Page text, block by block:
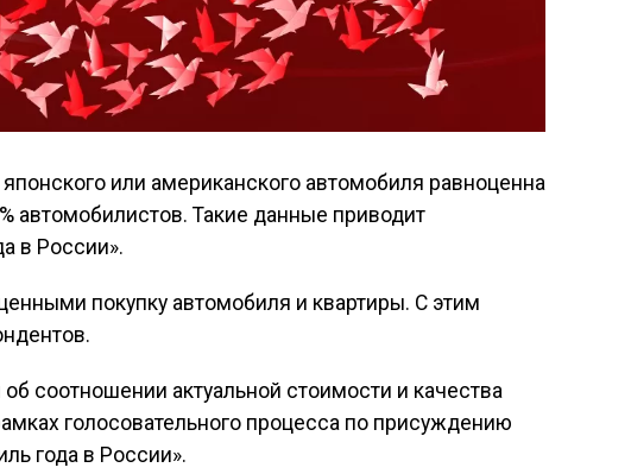
или американского автомобиля равноценна
автомобилистов. Такие данные приводит
в России».
покупку автомобиля и квартиры. С этим
соотношении актуальной стоимости и качества
голосовательного процесса по присуждению
года в России».